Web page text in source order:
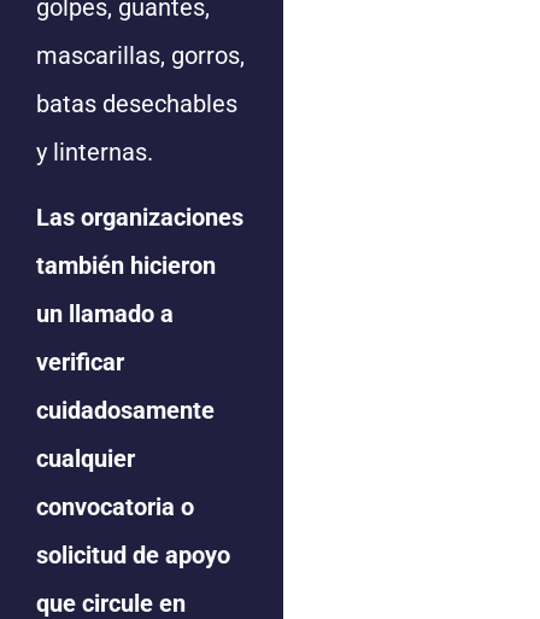
golpes, guantes,
mascarillas, gorros,
batas desechables
y linternas.
Las organizaciones
también hicieron
un llamado a
verificar
cuidadosamente
cualquier
convocatoria o
solicitud de apoyo
que circule en